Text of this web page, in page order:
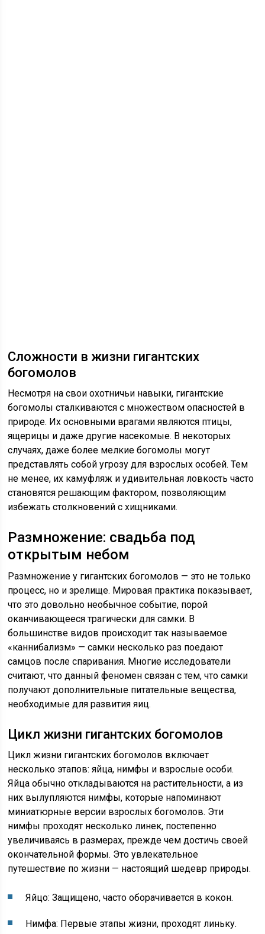
Сложности в жизни гигантских
богомолов
Несмотря на свои охотничьи навыки, гигантские
богомолы сталкиваются с множеством опасностей в
природе. Их основными врагами являются птицы,
ящерицы и даже другие насекомые. В некоторых
случаях, даже более мелкие богомолы могут
представлять собой угрозу для взрослых особей. Тем
не менее, их камуфляж и удивительная ловкость часто
становятся решающим фактором, позволяющим
избежать столкновений с хищниками.
Размножение: свадьба под
открытым небом
Размножение у гигантских богомолов — это не только
процесс, но и зрелище. Мировая практика показывает,
что это довольно необычное событие, порой
оканчивающееся трагически для самки. В
большинстве видов происходит так называемое
«каннибализм» — самки несколько раз поедают
самцов после спаривания. Многие исследователи
считают, что данный феномен связан с тем, что самки
получают дополнительные питательные вещества,
необходимые для развития яиц.
Цикл жизни гигантских богомолов
Цикл жизни гигантских богомолов включает
несколько этапов: яйца, нимфы и взрослые особи.
Яйца обычно откладываются на растительности, а из
них вылупляются нимфы, которые напоминают
миниатюрные версии взрослых богомолов. Эти
нимфы проходят несколько линек, постепенно
увеличиваясь в размерах, прежде чем достичь своей
окончательной формы. Это увлекательное
путешествие по жизни — настоящий шедевр природы.
Яйцо: Защищено, часто оборачивается в кокон.
Нимфа: Первые этапы жизни, проходят линьку.